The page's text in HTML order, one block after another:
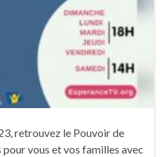
retrouvez le Pouvoir de
pour vous et vos familles avec